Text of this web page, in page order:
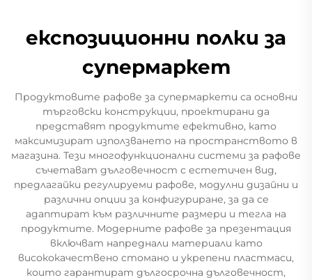
експозиционни полки за
супермаркет
Продуктовите рафове за супермаркети са основни
търговски конструкции, проектирани да
представят продуктите ефективно, като
максимизират използването на пространството в
магазина. Тези многофункционални системи за рафове
съчетават дълговечност с естетичен вид,
предлагайки регулируеми рафове, модулни дизайни и
различни опции за конфигуриране, за да се
адаптират към различните размери и тегла на
продуктите. Модерните рафове за презентация
включват напреднали материали като
висококачествено стомано и укрепени пластмаси,
които гарантират дългосрочна дълговечност,